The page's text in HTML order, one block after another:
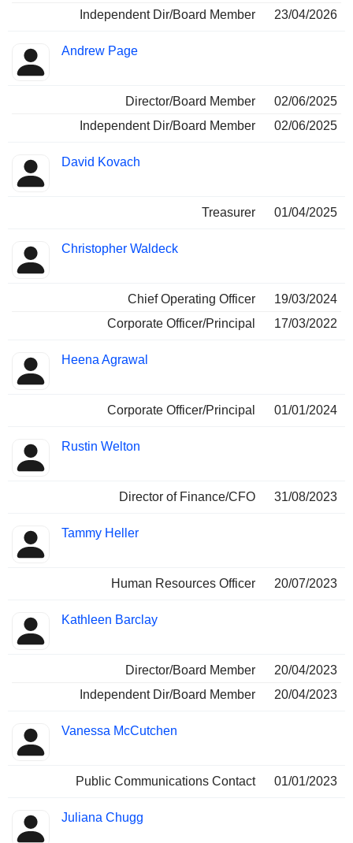
Independent Dir/Board Member 23/04/2026
Andrew Page
Director/Board Member
02/06/2025
Independent Dir/Board Member
02/06/2025
David Kovach
Treasurer 01/04/2025
Christopher Waldeck
Chief Operating Officer
19/03/2024
Corporate Officer/Principal
17/03/2022
Heena Agrawal
Corporate Officer/Principal 01/01/2024
Rustin Welton
Director of Finance/CFO 31/08/2023
Tammy Heller
Human Resources Officer 20/07/2023
Kathleen Barclay
Director/Board Member
20/04/2023
Independent Dir/Board Member
20/04/2023
Vanessa McCutchen
Public Communications Contact 01/01/2023
Juliana Chugg